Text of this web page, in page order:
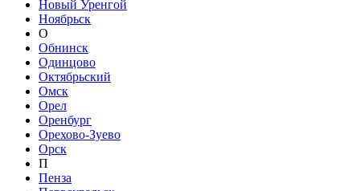
Новый Уренгой
Ноябрьск
О
Обнинск
Одинцово
Октябрьский
Омск
Орел
Оренбург
Орехово-Зуево
Орск
П
Пенза